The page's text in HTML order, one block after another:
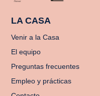
LA CASA
Venir a la Casa
El equipo
Preguntas frecuentes
Empleo y prácticas